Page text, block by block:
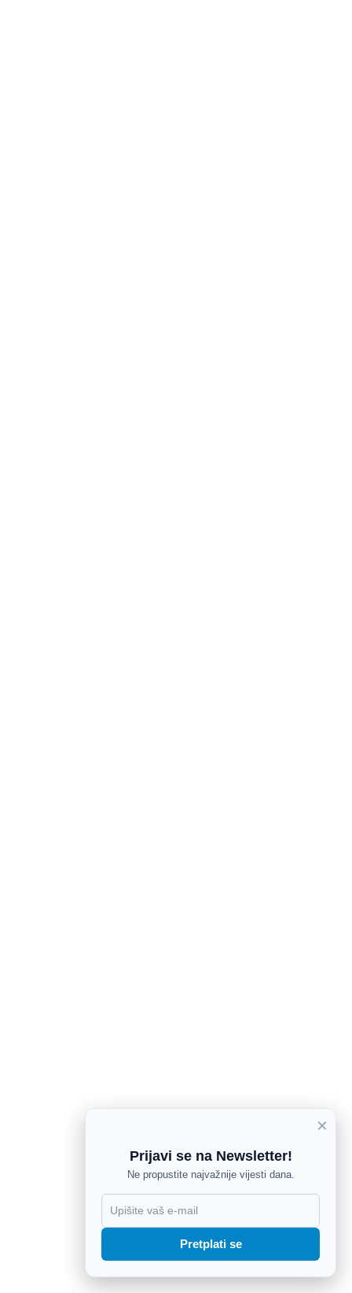
×
Prijavi se na Newsletter!
Ne propustite najvažnije vijesti dana.
Pretplati se